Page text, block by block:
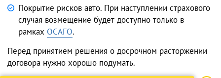
Покрытие рисков авто. При наступлении страхового
случая возмещение будет доступно только в
рамках ОСАГО.
Перед принятием решения о досрочном расторжении
договора нужно хорошо подумать.